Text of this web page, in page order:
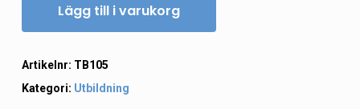
Lägg till i varukorg
Artikelnr: TB105
Kategori: Utbildning